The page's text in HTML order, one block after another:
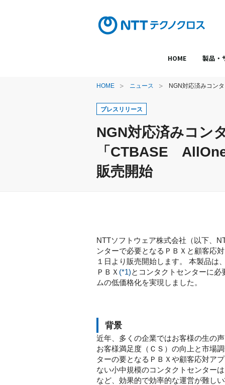
HOME 製品・
HOME ニュース NGN対応済みコン
プレスリリース
NGN対応済みコン
「CTBASE
販売開始
NTTソフトウェア株式会社（以下、
ンターで必要となるＰＢＸと顧客応
１日より販売開始します。 本製品は
ＰＢＸ (*1)とコンタクトセンターに
ムの低価格化を実現しました。
背景
近年、多くの企業ではお客様の生の
お客様満足度（ＣＳ）の向上と市場
ターの要となるＰＢＸや顧客応対ア
ない小中規模のコンタクトセンター
など、効果的で効率的な運営が難し